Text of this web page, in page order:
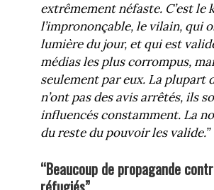
extrêmement néfaste. C’est le
l’imprononçable, le vilain, qui
lumière du jour, et qui est
médias les plus corrompus,
seulement par eux. La plupart
n’ont pas des avis arrêtés, ils
influencés constamment. La
du reste du pouvoir les valide.”
“Beaucoup de propagande